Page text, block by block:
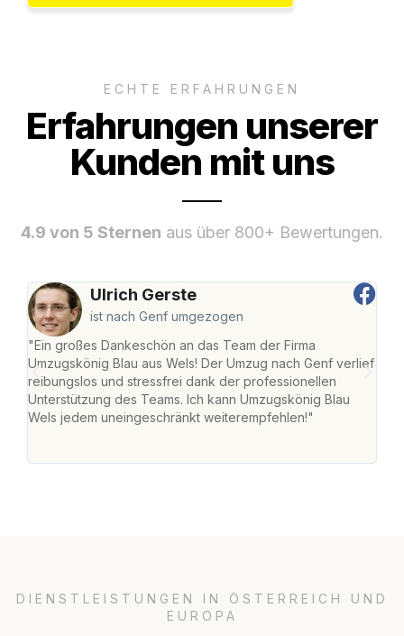
ECHTE ERFAHRUNGEN
Erfahrungen unserer
Kunden mit uns
4.9 von 5 Sternen aus über 800+ Bewertungen.
Ulrich Gerste
ist nach Genf umgezogen
"Ein großes Dankeschön an das Team der Firma
Umzugskönig Blau aus Wels! Der Umzug nach Genf verlief
reibungslos und stressfrei dank der professionellen
Unterstützung des Teams. Ich kann Umzugskönig Blau
Wels jedem uneingeschränkt weiterempfehlen!"
DIENSTLEISTUNGEN IN ÖSTERREICH UND
EUROPA